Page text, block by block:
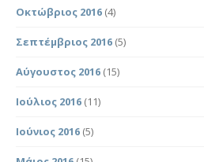
Οκτώβριος 2016 (4)
Σεπτέμβριος 2016 (5)
Αύγουστος 2016 (15)
Ιούλιος 2016 (11)
Ιούνιος 2016 (5)